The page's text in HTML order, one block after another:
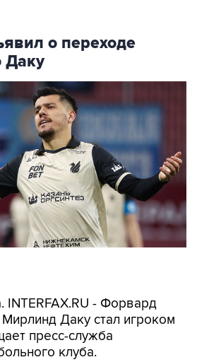
о переходе
Даку
INTERFAX.RU - Форвард
Даку стал игроком
пресс-служба
клуба.